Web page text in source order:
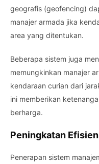
geografis (geofencing)
manajer armada jika
area yang ditentukan.
Beberapa sistem juga
memungkinkan manajer
kendaraan curian dari
ini memberikan
berharga.
Peningkatan
Penerapan sistem